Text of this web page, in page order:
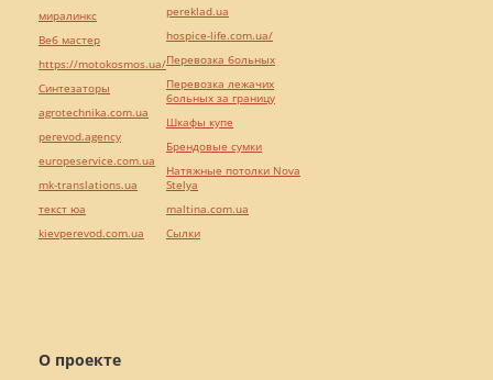
О проекте
миралинкс
Веб мастер
https://motokosmos.ua/
Синтезаторы
agrotechnika.com.ua
perevod.agency
europeservice.com.ua
mk-translations.ua
текст юа
kievperevod.com.ua
pereklad.ua
hospice-life.com.ua/
Перевозка больных
Перевозка лежачих
больных за границу
Шкафы купе
Брендовые сумки
Натяжные потолки Nova
Stelya
maltina.com.ua
Cылки